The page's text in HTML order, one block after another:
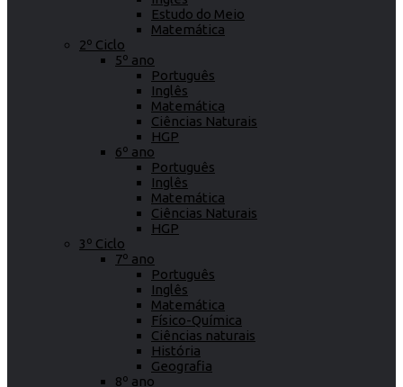
Estudo do Meio
Matemática
2º Ciclo
5º ano
Português
Inglês
Matemática
Ciências Naturais
HGP
6º ano
Português
Inglês
Matemática
Ciências Naturais
HGP
3º Ciclo
7º ano
Português
Inglês
Matemática
Físico-Química
Ciências naturais
História
Geografia
8º ano